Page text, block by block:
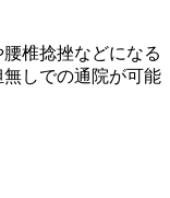
椎捻挫などになる
しでの通院が可能